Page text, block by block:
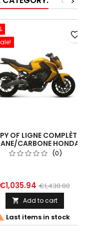
OF LIGNE COMPLÈTE
CARBONE HONDA
CBR 650 F (2014-2024)
– PERFORMANCE &
(0)
€1,035.94 €1,438.80
 Add to cart
Last items in stock
favorite_border